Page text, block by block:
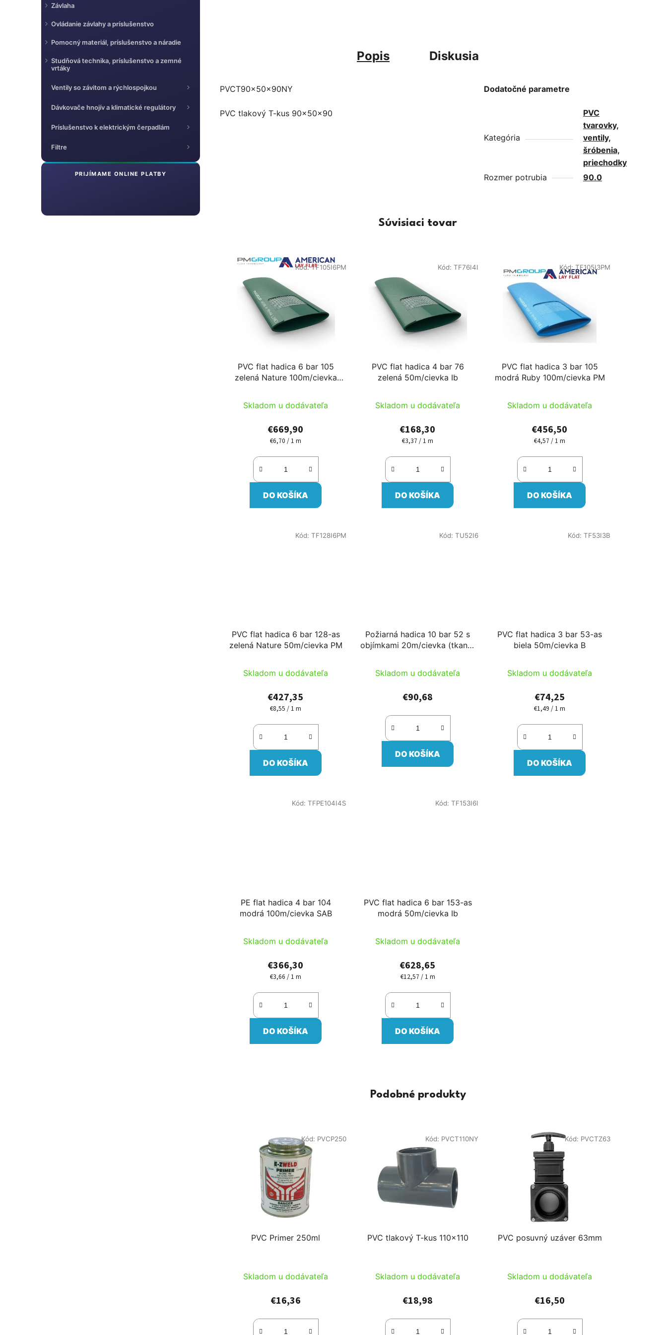
Závlaha
Ovládanie závlahy a príslušenstvo
Pomocný materiál, príslušenstvo a náradie
Studňová technika, príslušenstvo a zemné
vrtáky
Ventily so závitom a rýchlospojkou
Dávkovače hnojív a klimatické regulátory
Príslušenstvo k elektrickým čerpadlám
Filtre
PRIJÍMAME ONLINE PLATBY
Popis Diskusia
PVCT90x50x90NY
PVC tlakový T-kus 90x50x90
Dodatočné parametre
Kategória
PVC
tvarovky,
ventily,
šróbenia,
priechodky
Rozmer potrubia
90.0
Súvisiaci tovar
PVC flat hadica 6 bar 105
zelená Nature 100m/cievka
Skladom u dodávateľa
€669,90
Jednotková
€6,70 / 1 m
DO KOŠÍKA
Kód:TF105I6PM
PVC flat hadica 4 bar 76
zelená 50m/cievka Ib
Skladom u dodávateľa
€168,30
Jednotková
€3,37 / 1 m
DO KOŠÍKA
Kód: TF76I4I
PVC flat hadica 3 bar 105
modrá Ruby 100m/cievka PM
Skladom u dodávateľa
€456,50
Jednotková
€4,57 / 1 m
DO KOŠÍKA
Kód:TF105I3PM
PVC flat hadica 6 bar 128-as
zelená Nature 50m/cievka PM
Skladom u dodávateľa
€427,35
Jednotková
€8,55 / 1 m
DO KOŠÍKA
Kód: TF128I6PM
Požiarná hadica 10 bar 52 s
objímkami 20m/cievka (tkaná)
Skladom u dodávateľa
€90,68
DO KOŠÍKA
Kód: TU52I6
PVC flat hadica 3 bar 53-as
biela 50m/cievka B
Skladom u dodávateľa
€74,25
Jednotková
€1,49 / 1 m
DO KOŠÍKA
Kód: TF53I3B
PE flat hadica 4 bar 104
modrá 100m/cievka SAB
Skladom u dodávateľa
€366,30
Jednotková
€3,66 / 1 m
DO KOŠÍKA
Kód: TFPE104I4S
PVC flat hadica 6 bar 153-as
modrá 50m/cievka Ib
Skladom u dodávateľa
€628,65
Jednotková
€12,57 / 1 m
DO KOŠÍKA
Kód: TF153I6I
Podobné produkty
PVC Primer 250ml
Skladom u dodávateľa
€16,36
Kód: PVCP250
PVC tlakový T-kus 110x110
Skladom u dodávateľa
€18,98
Kód: PVCT110NY
PVC posuvný uzáver 63mm
Skladom u dodávateľa
€16,50
Kód: PVCTZ63